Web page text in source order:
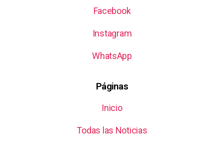
Facebook
Instagram
WhatsApp
Páginas
Inicio
Todas las Noticias